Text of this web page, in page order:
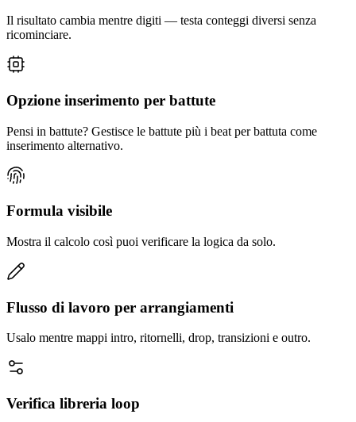
Il risultato cambia mentre digiti — testa conteggi diversi senza
ricominciare.
Opzione inserimento per battute
Pensi in battute? Gestisce le battute più i beat per battuta come
inserimento alternativo.
Formula visibile
Mostra il calcolo così puoi verificare la logica da solo.
Flusso di lavoro per arrangiamenti
Usalo mentre mappi intro, ritornelli, drop, transizioni e outro.
Verifica libreria loop